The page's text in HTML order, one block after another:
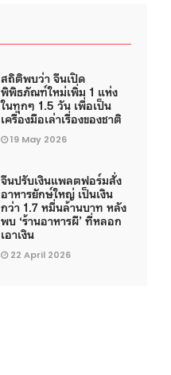
สถิติพบว่า จีนเปิด
พิพิธภัณฑ์ใหม่เพิ่ม 1 แห่ง
ในทุกๆ 1.5 วัน เพื่อเป็น
เครื่องมือเล่าเรื่องของชาติ
19 May 2026
จีนปรับเงินแพลตฟอร์มสั่ง
อาหารยักษ์ใหญ่ เป็นเงิน
กว่า 1.7 หมื่นล้านบาท หลัง
พบ ‘ร้านอาหารผี’ ที่หลอก
เอาเงิน
22 April 2026